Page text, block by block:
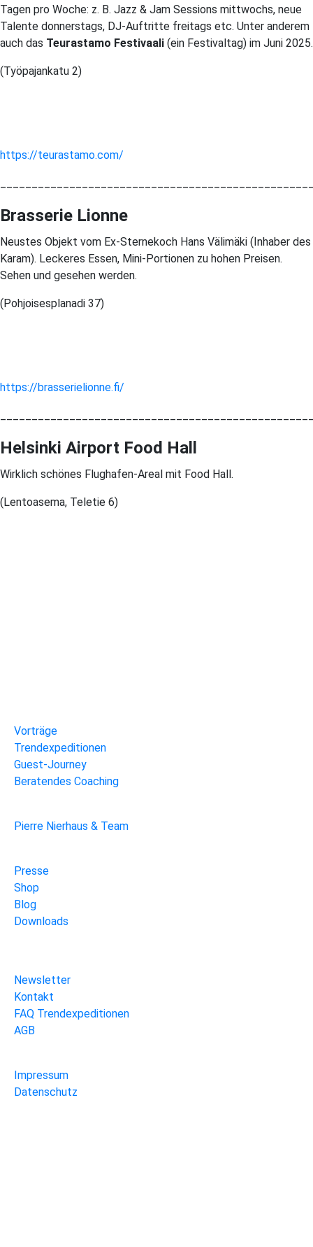
Tagen pro Woche: z. B. Jazz & Jam Sessions mittwochs, neue
Talente donnerstags, DJ-Auftritte freitags etc. Unter anderem
auch das Teurastamo Festivaali (ein Festivaltag) im Juni 2025.
(Työpajankatu 2)
https://teurastamo.com/
Brasserie Lionne
Neustes Objekt vom Ex-Sternekoch Hans Välimäki (Inhaber des
Karam). Leckeres Essen, Mini-Portionen zu hohen Preisen.
Sehen und gesehen werden.
(Pohjoisesplanadi 37)
https://brasserielionne.fi/
Helsinki Airport Food Hall
Wirklich schönes Flughafen-Areal mit Food Hall.
(Lentoasema, Teletie 6)
Vorträge
Trendexpeditionen
Guest-Journey
Beratendes Coaching
Pierre Nierhaus & Team
Presse
Shop
Blog
Downloads
Newsletter
Kontakt
FAQ Trendexpeditionen
AGB
Impressum
Datenschutz